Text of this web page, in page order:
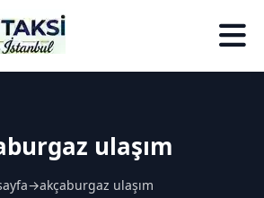
ulaşım
→akçaburgaz ulaşım